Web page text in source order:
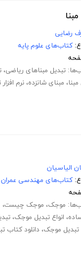
رضایی
کتاب‌های علوم پایه
تبدیل مبناهای ریاضی،
، مبنای شانزده، نرم
الیاسیان
کتاب‌های مهندسی عمران
موجک، موجک چیست،
، انواع تبدیل موجک،
موجک، دانلود کتاب